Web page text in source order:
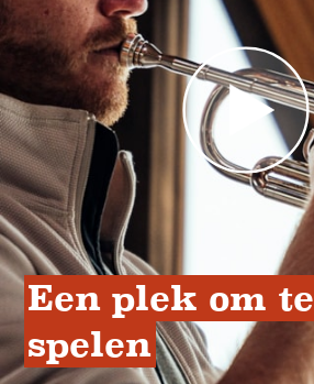
Een plek om te
spelen